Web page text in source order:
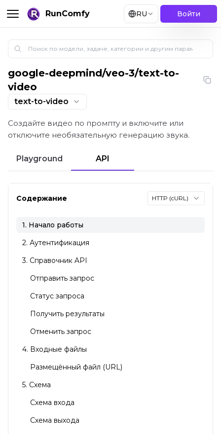
RunComfy RU Войти
Google Veo 3: текст в видео с необязательным
google-deepmind/veo-3/text-to-
video
text-to-video
Создайте видео по промпту и включите или
отключите необязательную генерацию звука.
Playground API
Содержание HTTP (cURL)
1. Начало работы
2. Аутентификация
3. Справочник API
Отправить запрос
Статус запроса
Получить результаты
Отменить запрос
4. Входные файлы
Размещённый файл (URL)
5. Схема
Схема входа
Схема выхода